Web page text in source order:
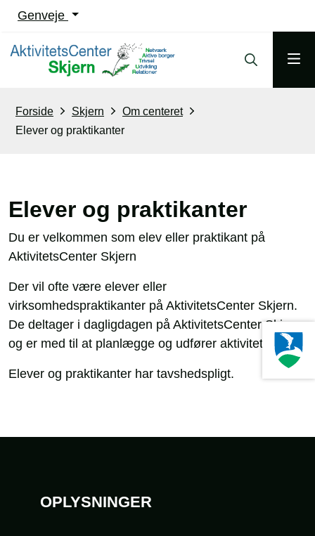
Genveje
Forside Skjern
Om centeret
Elever og praktikanter
Elever og praktikanter
Du er velkommen som elev eller praktikant på
AktivitetsCenter Skjern
Der vil ofte være elever eller
virksomhedspraktikanter på AktivitetsCenter Skjern.
De deltager i dagligdagen på AktivitetsCenter Skjern,
og er med til at planlægge og udfører aktiviteter.
Elever og praktikanter har tavshedspligt.
OPLYSNINGER